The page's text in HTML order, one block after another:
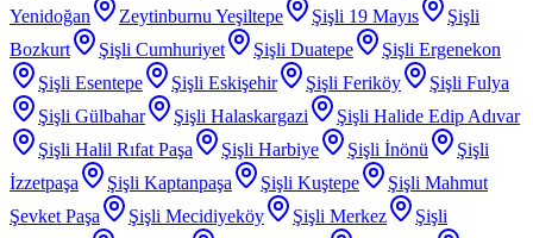
Yenidoğan
Zeytinburnu Yeşiltepe Şişli 19 Mayıs
Şişli
Bozkurt
Şişli Cumhuriyet Şişli Duatepe
Şişli Ergenekon
Şişli Esentepe
Şişli Eskişehir Şişli Feriköy
Şişli Fulya
Şişli Gülbahar
Şişli Halaskargazi
Şişli Halide Edip Adıvar
Şişli Halil Rıfat Paşa
Şişli Harbiye Şişli İnönü
Şişli
İzzetpaşa
Şişli Kaptanpaşa Şişli Kuştepe
Şişli Mahmut
Şevket Paşa
Şişli Mecidiyeköy Şişli Merkez
Şişli